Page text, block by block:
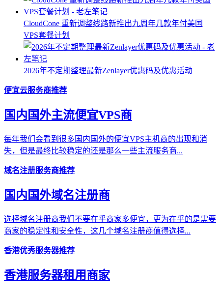
CloudCone 重新调整线路新推出九周年几款年付美国
VPS套餐计划
2026年不定期整理最新Zenlayer优惠码及优惠活动
便宜云服务商推荐
国内国外主流便宜VPS商
每年我们会看到很多国内国外的便宜VPS主机商的出现和消
失，但是最终比较稳定的还是那么一些主流服务商...
域名注册服务商推荐
国内国外域名注册商
选择域名注册商我们不要在乎商家多便宜，更为在乎的是需要
商家的稳定性和安全性，这几个域名注册商值得选择...
香港优秀服务器推荐
香港服务器租用商家